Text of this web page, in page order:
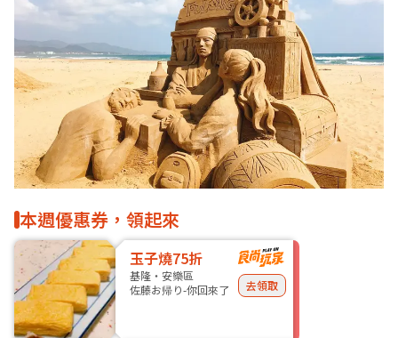
本週優惠券，領起來
玉子燒75折
基隆・安樂區
佐藤お帰り-你回來了
去領取